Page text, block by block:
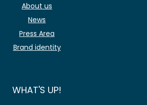
About us
News
Press Area
Brand identity
WHAT'S UP!